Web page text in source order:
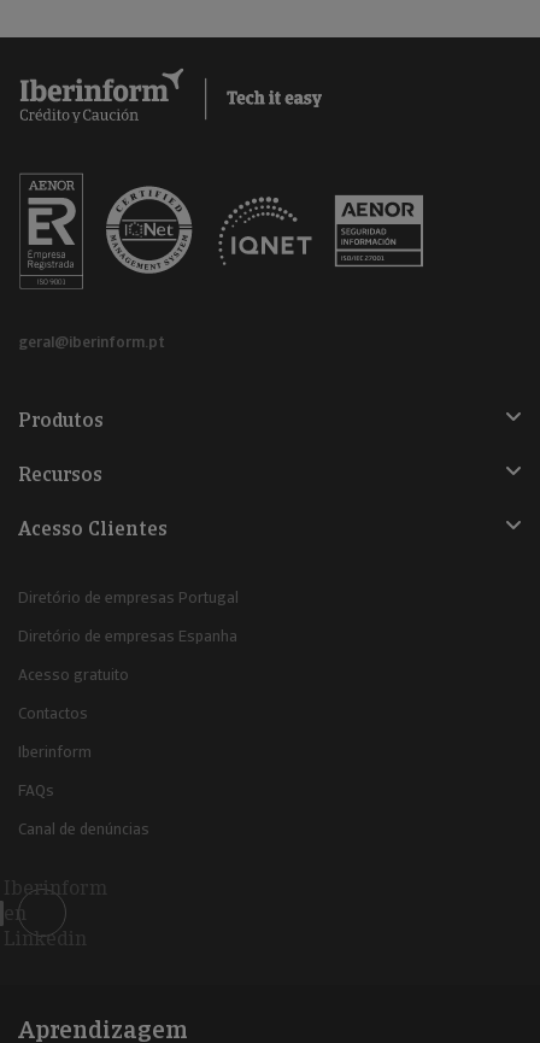
geral@iberinform.pt
Produtos
Recursos
Acesso Clientes
Diretório de empresas Portugal
Diretório de empresas Espanha
Acesso gratuito
Contactos
Iberinform
FAQs
Canal de denúncias
Iberinform
en
Linkedin
Aprendizagem